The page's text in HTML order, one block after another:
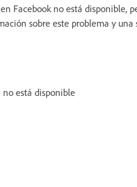
Facebook no está disponible,
sobre este problema y
está disponible